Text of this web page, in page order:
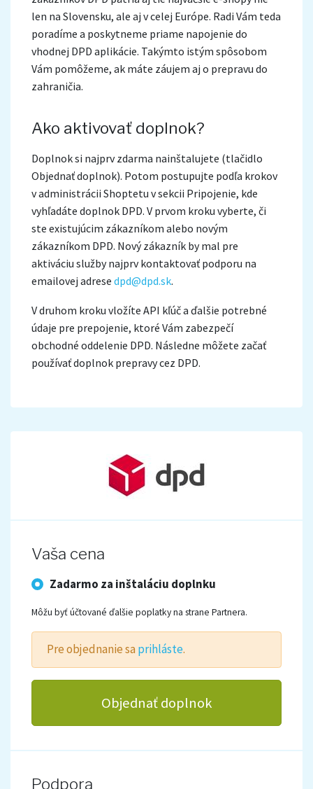
len na Slovensku, ale aj v celej Európe. Radi Vám teda
poradíme a poskytneme priame napojenie do
vhodnej DPD aplikácie. Takýmto istým spôsobom
Vám pomôžeme, ak máte záujem aj o prepravu do
zahraničia.
Ako aktivovať doplnok?
Doplnok si najprv zdarma nainštalujete (tlačidlo
Objednať doplnok). Potom postupujte podľa krokov
v administrácii Shoptetu v sekcii Pripojenie, kde
vyhľadáte doplnok DPD. V prvom kroku vyberte, či
ste existujúcim zákazníkom alebo novým
zákazníkom DPD. Nový zákazník by mal pre
aktiváciu služby najprv kontaktovať podporu na
emailovej adrese dpd@dpd.sk.
V druhom kroku vložíte API kľúč a ďalšie potrebné
údaje pre prepojenie, ktoré Vám zabezpečí
obchodné oddelenie DPD. Následne môžete začať
používať doplnok prepravy cez DPD.
Vaša cena
Zadarmo za inštaláciu doplnku
Môžu byť účtované ďalšie poplatky na strane Partnera.
Pre objednanie sa prihláste.
Objednať doplnok
Podpora